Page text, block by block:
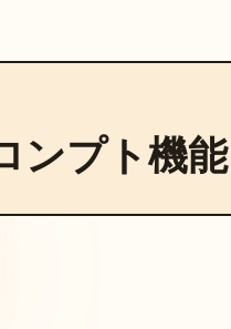
ンプト機能